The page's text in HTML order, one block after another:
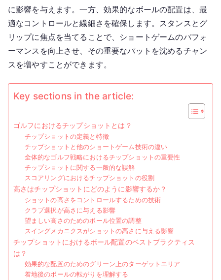
高
さ、
配
置、
に影響を与えます。一方、効果的なボールの配置は、最
適なコントロールと繊細さを確保します。スタンスとグ
リップに焦点を当てることで、ショートゲームのパフォ
ーマンスを向上させ、その重要なパットを沈めるチャン
スを増やすことができます。
Key sections in the article:
ゴルフにおけるチップショットとは？
チップショットの定義と特徴
チップショットと他のショートゲーム技術の違い
全体的なゴルフ戦略におけるチップショットの重要性
チップショットに関する一般的な誤解
スコアリングにおけるチップショットの役割
高さはチップショットにどのように影響するか？
ショットの高さをコントロールするための技術
クラブ選択が高さに与える影響
望ましい高さのためのボール位置の調整
スイングメカニクスがショットの高さに与える影響
チップショットにおけるボール配置のベストプラクティス
は？
効果的な配置のためのグリーン上のターゲットエリア
着地後のボールの転がりを理解する